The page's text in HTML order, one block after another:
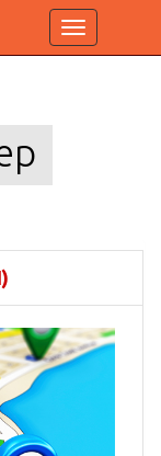
Toggle
navigation